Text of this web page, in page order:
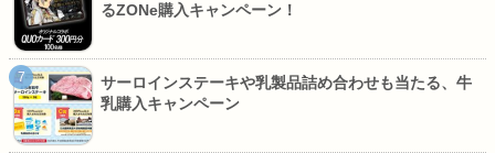
るZONe購入キャンペーン！
サーロインステーキや乳製品詰め合わせも当たる、牛
乳購入キャンペーン